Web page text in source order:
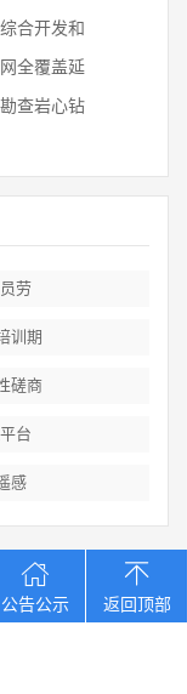
合开发和
全覆盖延
查岩心钻
劳
训期
磋商
台
感
有 网站备案号：京
公告公示 返回顶部